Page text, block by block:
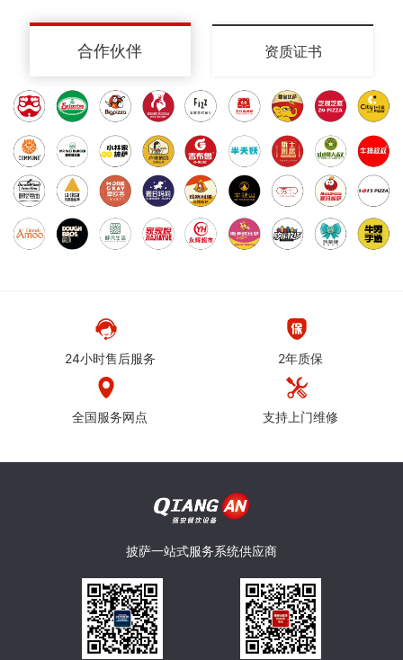
合作伙伴 资质证书
24小时售后服务 2年质保
全国服务网点 支持上门维修
披萨一站式服务系统供应商